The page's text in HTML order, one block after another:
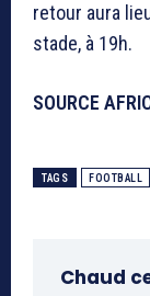
retour aura
stade, à 19h.
SOURCE
TAGS FOOTBALL
Chaud